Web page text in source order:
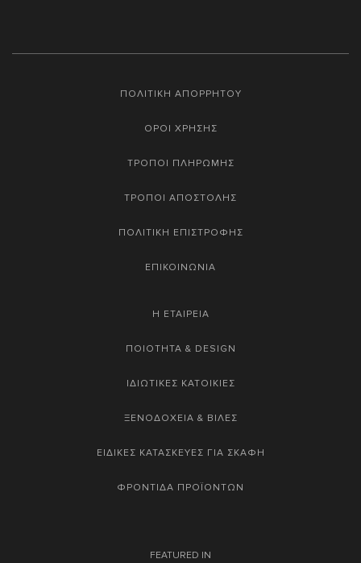
ΠΟΛΙΤΙΚΗ ΑΠΟΡΡΗΤΟΥ
ΟΡΟΙ ΧΡΗΣΗΣ
ΤΡΟΠΟΙ ΠΛΗΡΩΜΗΣ
ΤΡΟΠΟΙ ΑΠΟΣΤΟΛΗΣ
ΠΟΛΙΤΙΚΗ ΕΠΙΣΤΡΟΦΗΣ
ΕΠΙΚΟΙΝΩΝΙΑ
Η ΕΤΑΙΡΕΙΑ
ΠΟΙΟΤΗΤΑ & DESIGN
ΙΔΙΩΤΙΚΕΣ ΚΑΤΟΙΚΙΕΣ
ΞΕΝΟΔΟΧΕΙΑ & ΒΙΛΕΣ
ΕΙΔΙΚΕΣ ΚΑΤΑΣΚΕΥΕΣ ΓΙΑ ΣΚΑΦΗ
ΦΡΟΝΤΙΔΑ ΠΡΟΪΟΝΤΩΝ
FEATURED IN